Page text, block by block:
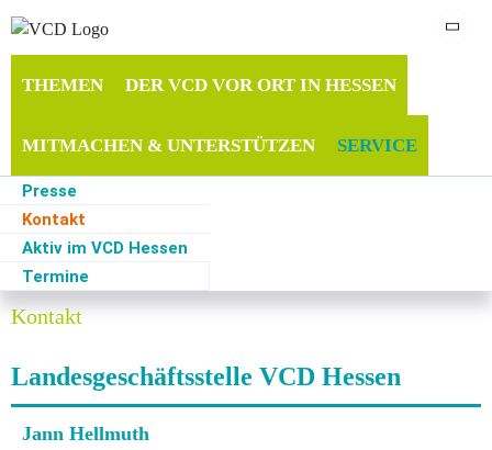
THEMEN DER VCD VOR ORT IN HESSEN
MITMACHEN & UNTERSTÜTZEN SERVICE
Presse
Kontakt
Aktiv im VCD Hessen
Termine
Start ·Service ·Kontakt
Kontakt
Landesgeschäftsstelle VCD Hessen
Jann Hellmuth